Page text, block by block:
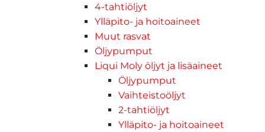
4-tahtiöljyt
Ylläpito- ja hoitoaineet
Muut rasvat
Öljypumput
Liqui Moly öljyt ja lisäaineet
Öljypumput
Vaihteistoöljyt
2-tahtiöljyt
Ylläpito- ja hoitoaineet